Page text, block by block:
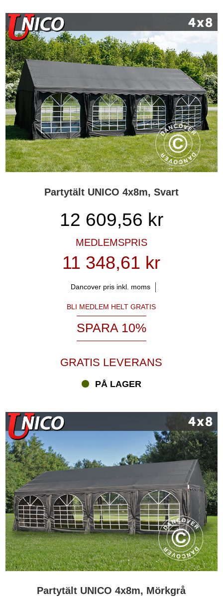
Partytält UNICO 4x8m, Svart
12 609,56 kr
MEDLEMSPRIS
11 348,61 kr
Dancover pris inkl. moms
BLI MEDLEM HELT GRATIS
SPARA 10%
GRATIS LEVERANS
PÅ LAGER
Partytält UNICO 4x8m, Mörkgrå